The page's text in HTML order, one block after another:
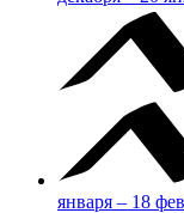
января – 18